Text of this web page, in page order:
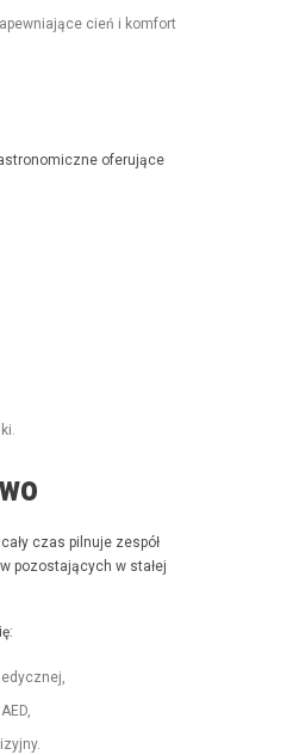
cień i kom­fort
ofer­u­jące
czas pil­nu­je zespół
pozosta­ją­cych w stałej